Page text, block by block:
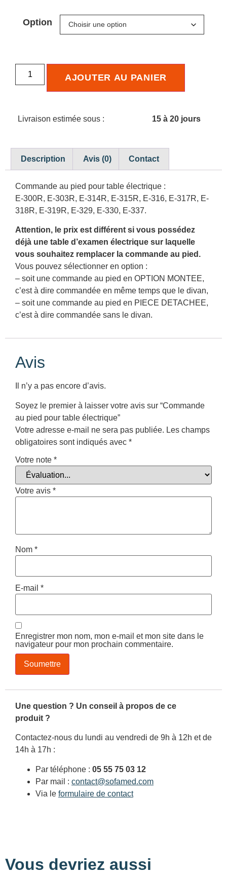
Option
AJOUTER AU PANIER
Livraison estimée sous : 15 à 20 jours
Description Avis (0) Contact
Commande au pied pour table électrique :
E-300R, E-303R, E-314R, E-315R, E-316, E-317R, E-
318R, E-319R, E-329, E-330, E-337.
Attention, le prix est différent si vous possédez
déjà une table d’examen électrique sur laquelle
vous souhaitez remplacer la commande au pied.
Vous pouvez sélectionner en option :
– soit une commande au pied en OPTION MONTEE,
c’est à dire commandée en même temps que le divan,
– soit une commande au pied en PIECE DETACHEE,
c’est à dire commandée sans le divan.
Avis
Il n’y a pas encore d’avis.
Soyez le premier à laisser votre avis sur “Commande
au pied pour table électrique”
Votre adresse e-mail ne sera pas publiée. Les champs
obligatoires sont indiqués avec *
Votre note *
Votre avis *
Nom *
E-mail *
Enregistrer mon nom, mon e-mail et mon site dans le
navigateur pour mon prochain commentaire.
Une question ? Un conseil à propos de ce
produit ?
Contactez-nous du lundi au vendredi de 9h à 12h et de
14h à 17h :
Par téléphone : 05 55 75 03 12
Par mail : contact@sofamed.com
Via le formulaire de contact
Vous devriez aussi